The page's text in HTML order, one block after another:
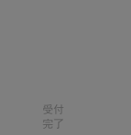
受付
完了